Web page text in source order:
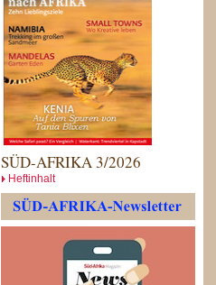
SÜD-AFRIKA 3/2026
Heftinhalt